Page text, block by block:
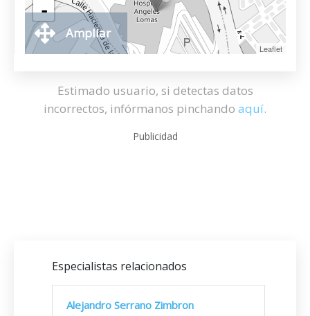
-
Leaflet
Ampliar
Estimado usuario, si detectas datos
incorrectos, infórmanos pinchando aquí.
Publicidad
Especialistas relacionados
Alejandro Serrano Zimbron